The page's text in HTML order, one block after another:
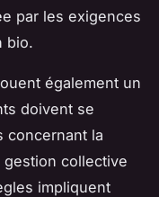
par les exigences
bio.
également un
doivent se
concernant la
collective
impliquent